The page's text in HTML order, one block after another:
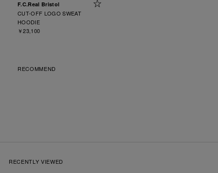
F.C.Real Bristol
CUT-OFF LOGO SWEAT
HOODIE
￥23,100
RECOMMEND
RECENTLY VIEWED